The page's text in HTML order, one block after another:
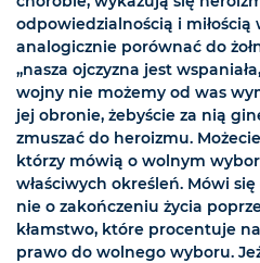
odpowiedzialnością i
analogicznie porównać do
„nasza ojczyzna jest
wojny nie możemy od was
jej obronie, żebyście za nią
zmuszać do heroizmu.
którzy mówią o wolnym
właściwych określeń. Mówi
nie o zakończeniu życia
kłamstwo, które procentuje
prawo do wolnego wyboru.